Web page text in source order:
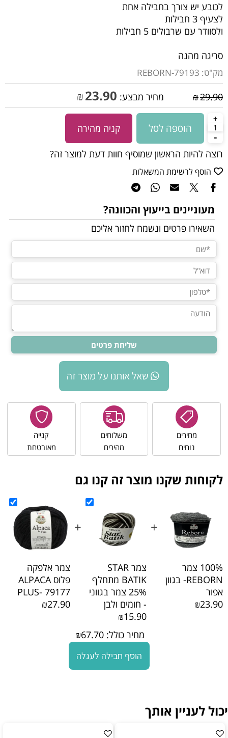
לכובע יש צורך בחבילה אחת
לצעיף 3 חבילות
ולסוודר עם שרבולים 5 חבילות
סריגה מהנה
מק"ט: REBORN-79193
₪29.90 מחיר מבצע: ₪23.90
הוספה לסל קניה מהירה
רוצה להיות הראשון שמוסיף חוות דעת למוצר זה?
הוסף לרשימת המשאלות
מעוניינים בייעוץ והכוונה?
השאירו פרטים ונשמח לחזור אליכם
שאל אותנו על מוצר זה
מחירים
נוחים
משלוחים
מהירים
קנייה
מאובטחת
לקוחות שקנו מוצר זה קנו גם
100% צמר
REBORN- בגוון
אפור
₪23.90
+
צמר STAR
BATIK מתחלף
25% צמר בגווני
- חומים ולבן
₪15.90
+
צמר אלפקה
פלוס ALPACA
PLUS- 79177
₪27.90
מחיר כולל: ₪67.70
הוסף חבילה לעגלה
יכול לעניין אותך